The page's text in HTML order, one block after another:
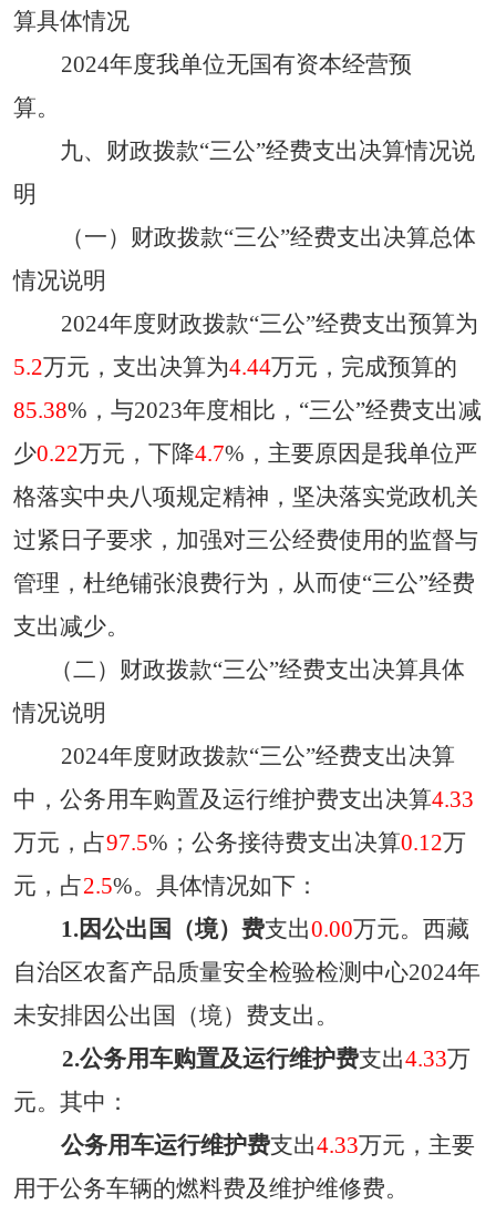
算具体情况
2024年度我单位无国有资本经营预
算。
九、财政拨款“三公”经费支出决算情况说
明
（一）财政拨款“三公”经费支出决算总体
情况说明
2024年度财政拨款“三公”经费支出预算为
5.2万元，支出决算为4.44万元，完成预算的
85.38%， 与2023年度相比， “三公”经费支出减
少0.22万元 ， 下降4.7%， 主要原因是我单位严
格落实中央八项规定精神，坚决落实党政机关
过紧日子要求，加强对三公经费使用的监督与
管理，杜绝铺张浪费行为，从而使“三公”经费
支出减少。
（二）财政拨款“三公”经费支出决算具体
情况说明
2024年度财政拨款“三公”经费支出决算
中，公务用车购置及运行维护费支出决算4.33
万元，占97.5%；公务接待费支出决算0.12万
元，占2.5%。具体情况如下：
1.因公出国（境）费支出0.00万元。 西藏
自治区农畜产品质量安全检验检测中心2024年
未安排因公出国（境）费支出。
2.公务用车购置及运行维护费支出4.33万
元。其中：
公务用车运行维护费支出4.33万元，主要
用于公务车辆的燃料费及维护维修费。